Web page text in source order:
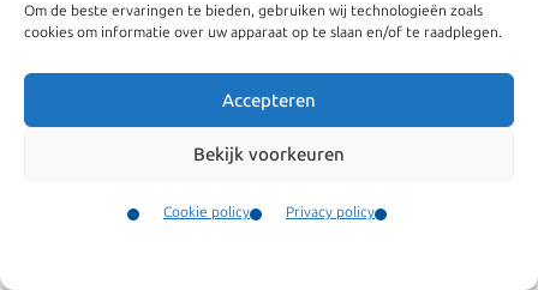
Om de beste ervaringen te bieden, gebruiken wij technologieën zoals
cookies om informatie over uw apparaat op te slaan en/of te raadplegen.
Accepteren
Bekijk voorkeuren
Cookie policy Privacy policy
Er komt wel een overgangsregeling. Restaurants en
Aziatische koks die al in het bezit zijn van een
tewerkstellingsvergunning en verblijfsvergunning (GVVA),
verlengen op basis van de huidige regels